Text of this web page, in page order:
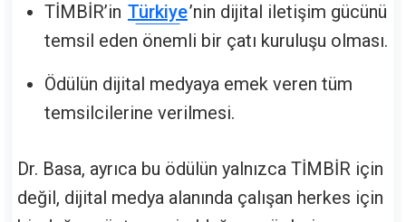
TİMBİR’in Türkiye’nin dijital iletişim gücünü
temsil eden önemli bir çatı kuruluşu olması.
Ödülün dijital medyaya emek veren tüm
temsilcilerine verilmesi.
Dr. Basa, ayrıca bu ödülün yalnızca TİMBİR için
değil, dijital medya alanında çalışan herkes için